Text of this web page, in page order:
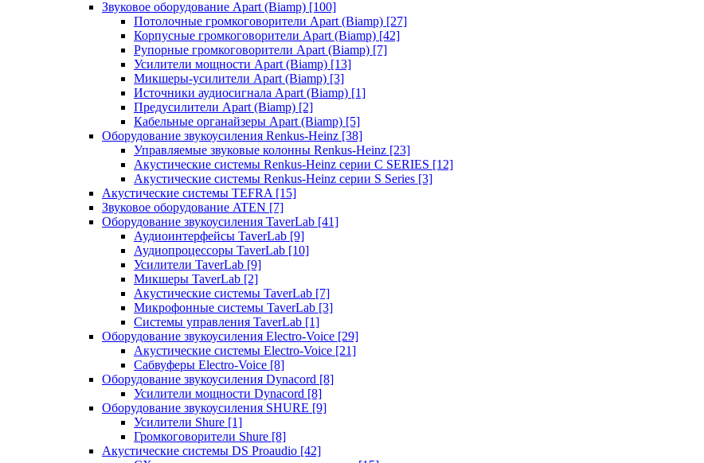
Звуковое оборудование Apart (Biamp) [100]
Потолочные громкоговорители Apart (Biamp) [27]
Корпусные громкоговорители Apart (Biamp) [42]
Рупорные громкоговорители Apart (Biamp) [7]
Усилители мощности Apart (Biamp) [13]
Микшеры-усилители Apart (Biamp) [3]
Источники аудиосигнала Apart (Biamp) [1]
Предусилители Apart (Biamp) [2]
Кабельные органайзеры Apart (Biamp) [5]
Оборудование звукоусиления Renkus-Heinz [38]
Управляемые звуковые колонны Renkus-Heinz [23]
Акустические системы Renkus-Heinz серии C SERIES [12]
Акустические системы Renkus-Heinz серии S Series [3]
Акустические системы TEFRA [15]
Звуковое оборудование ATEN [7]
Оборудование звукоусиления TaverLab [41]
Аудиоинтерфейсы TaverLab [9]
Аудиопроцессоры TaverLab [10]
Усилители TaverLab [9]
Микшеры TaverLab [2]
Акустические системы TaverLab [7]
Микрофонные системы TaverLab [3]
Системы управления TaverLab [1]
Оборудование звукоусиления Electro-Voice [29]
Акустические системы Electro-Voice [21]
Сабвуферы Electro-Voice [8]
Оборудование звукоусиления Dynacord [8]
Усилители мощности Dynacord [8]
Оборудование звукоусиления SHURE [9]
Усилители Shure [1]
Громкоговорители Shure [8]
Акустические системы DS Proaudio [42]